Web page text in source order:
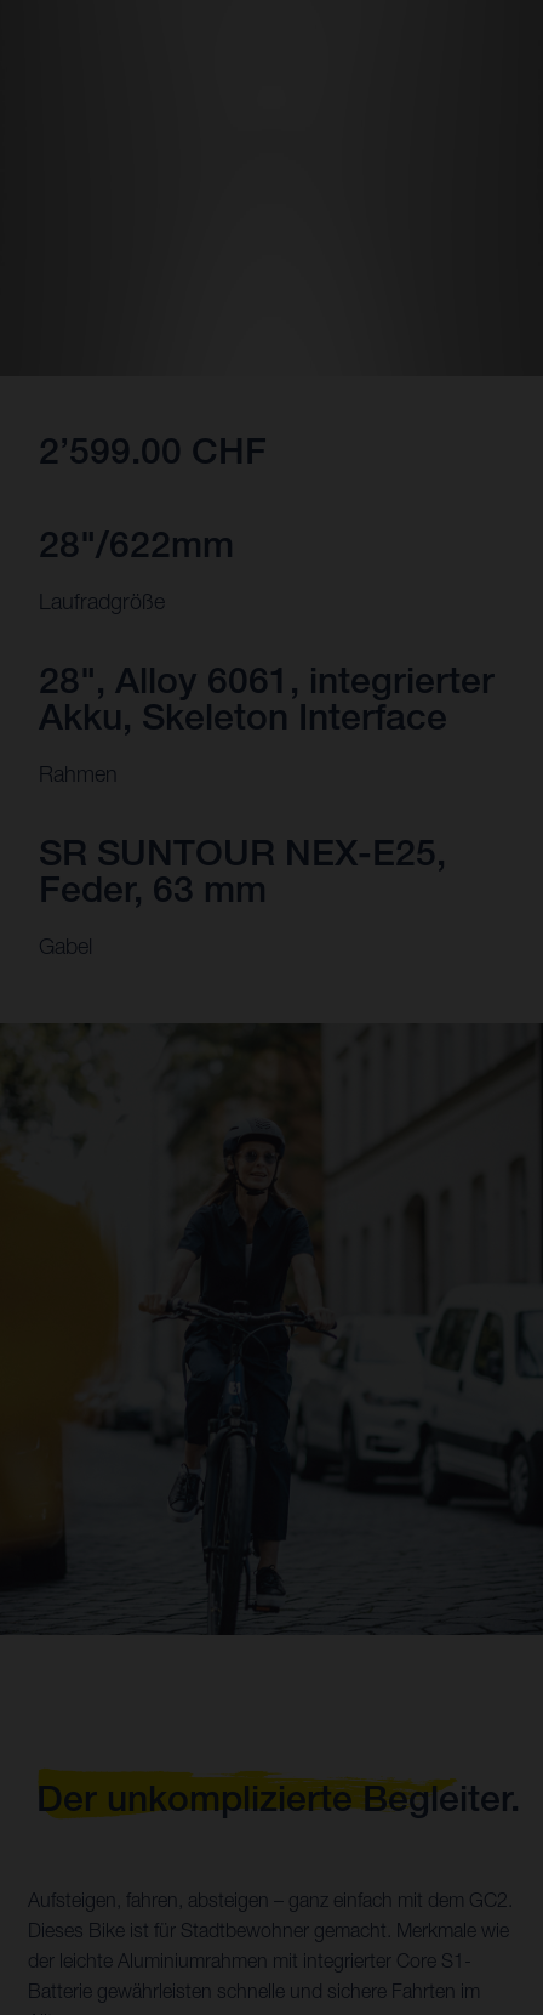
2’599.00 CHF
28"/622mm
Laufradgröße
28", Alloy 6061, integrierter
Akku, Skeleton Interface
Rahmen
SR SUNTOUR NEX-E25,
Feder, 63 mm
Gabel
Der unkomplizierte Begleiter.
Aufsteigen, fahren, absteigen – ganz einfach mit dem GC2.
Dieses Bike ist für Stadtbewohner gemacht. Merkmale wie
der leichte Aluminiumrahmen mit integrierter Core S1-
Batterie gewährleisten schnelle und sichere Fahrten im